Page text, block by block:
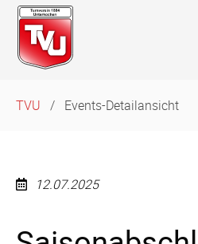
überspringen
TVU Events-Detailansicht
12.07.2025